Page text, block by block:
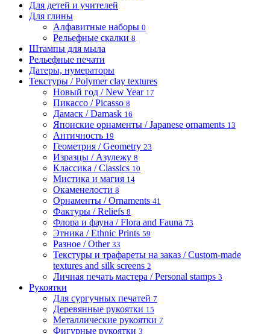
Для детей и учителей
Для глины
Алфавитные наборы 0
Рельефные скалки 8
Штампы для мыла
Рельефные печати
Датеры, нумераторы
Текстуры / Polymer clay textures
Новый год / New Year 17
Пикассо / Picasso 8
Дамаск / Damask 16
Японские орнаменты / Japanese ornaments 13
Античность 19
Геометрия / Geometry 23
Изразцы / Азулежу 8
Классика / Classics 10
Мистика и магия 14
Окаменелости 8
Орнаменты / Ornaments 41
Фактуры / Reliefs 8
Флора и фауна / Flora and Fauna 73
Этника / Ethnic Prints 59
Разное / Other 33
Текстуры и трафареты на заказ / Custom-made
textures and silk screens 2
Личная печать мастера / Personal stamps 3
Рукоятки
Для сургучных печатей 7
Деревянные рукоятки 15
Металлические рукоятки 7
Фигурные рукоятки 3